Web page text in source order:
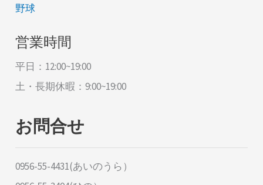
野球
営業時間
平日：12:00~19:00
土・長期休暇：9:00~19:00
お問合せ
0956-55-4431(あいのうら）